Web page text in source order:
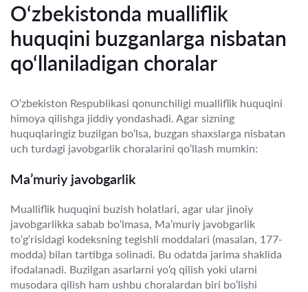
O‘zbekistonda mualliflik
huquqini buzganlarga nisbatan
qo‘llaniladigan choralar
O‘zbekiston Respublikasi qonunchiligi mualliflik huquqini
himoya qilishga jiddiy yondashadi. Agar sizning
huquqlaringiz buzilgan bo‘lsa, buzgan shaxslarga nisbatan
uch turdagi javobgarlik choralarini qo‘llash mumkin:
Ma’muriy javobgarlik
Mualliflik huquqini buzish holatlari, agar ular jinoiy
javobgarlikka sabab bo‘lmasa, Ma’muriy javobgarlik
to‘g‘risidagi kodeksning tegishli moddalari (masalan, 177-
modda) bilan tartibga solinadi. Bu odatda jarima shaklida
ifodalanadi. Buzilgan asarlarni yo‘q qilish yoki ularni
musodara qilish ham ushbu choralardan biri bo‘lishi